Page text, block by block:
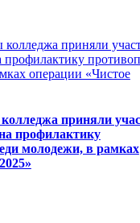
приняли
профилактику
молодежи, в рамках